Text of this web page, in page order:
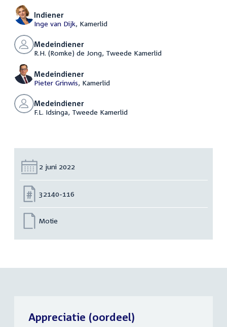
Indiener
Inge van Dijk, Kamerlid
Medeindiener
R.H. (Romke) de Jong, Tweede Kamerlid
Medeindiener
Pieter Grinwis, Kamerlid
Medeindiener
F.L. Idsinga, Tweede Kamerlid
Datum:
2 juni 2022
Nummer:
32140-116
Motie
Appreciatie (oordeel)